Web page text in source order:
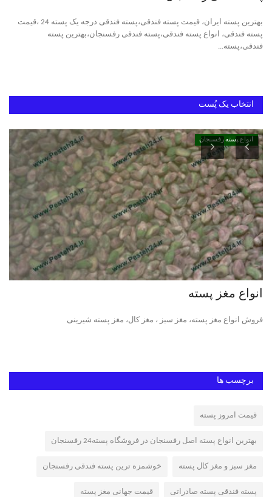
دانستنیهای پـسـتـه رفسنجان
بهترین پسته ایران، قیمت پسته فندقی،پسته فندقی درجه یک پسته 24 ،قیمت
پسته فندقی، انواع پسته فندقی،پسته فندقی رفسنجان،بهترین پسته
فندقی،پسته...
انتخاب یک پُست
انواع پسته رفسنجان
انواع مغز پسته
فروش انواع مغز پسته، مغز سبز ، مغز کال، مغز پسته شیرینی
برچسب ها
قیمت امروز پسته
بهترین انواع پسته اصل رفسنجان در فروشگاه پسته24 رفسنجان
مغز سبز و مغز کال پسته خوشمزه ترین پسته فندقی رفسنجان
پسته فندقی پسته صادراتی قیمت جهانی مغز پسته